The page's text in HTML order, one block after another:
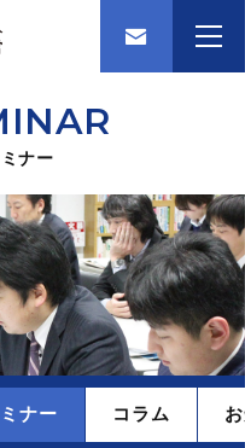
ナー
ナー コラム